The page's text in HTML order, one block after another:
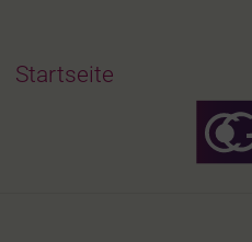
Startseite